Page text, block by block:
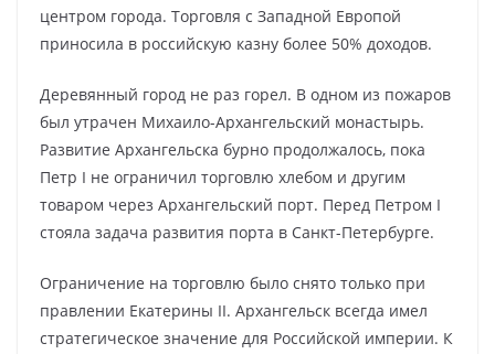
центром города. Торговля с Западной Европой
приносила в российскую казну более 50% доходов.
Деревянный город не раз горел. В одном из пожаров
был утрачен Михаило-Архангельский монастырь.
Развитие Архангельска бурно продолжалось, пока
Петр I не ограничил торговлю хлебом и другим
товаром через Архангельский порт. Перед Петром I
стояла задача развития порта в Санкт-Петербурге.
Ограничение на торговлю было снято только при
правлении Екатерины II. Архангельск всегда имел
стратегическое значение для Российской империи. К